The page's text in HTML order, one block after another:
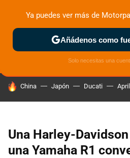
ZONA DE PRUEBAS
HOY SE HABLA DE
China Japón Ducati
Una Harley-
una Yamaha R1
Ya puedes ver más de
Añádenos como
Solo necesitas una